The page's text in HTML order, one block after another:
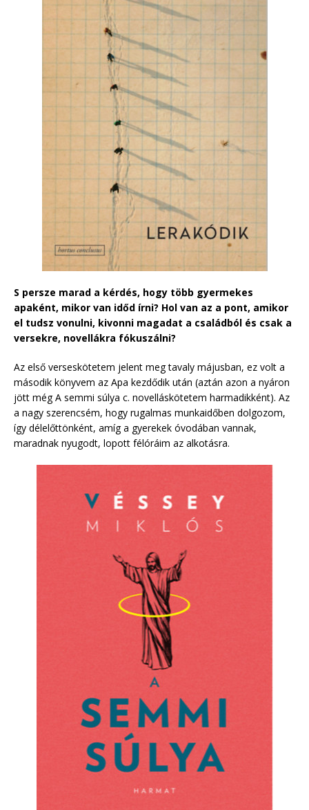
S persze marad a kérdés, hogy több gyermekes
apaként, mikor van időd írni? Hol van az a pont, amikor
el tudsz vonulni, kivonni magadat a családból és csak a
versekre, novellákra fókuszálni?
Az első verseskötetem jelent meg tavaly májusban, ez volt a
második könyvem az Apa kezdődik után (aztán azon a nyáron
jött még A semmi súlya c. novelláskötetem harmadikként). Az
a nagy szerencsém, hogy rugalmas munkaidőben dolgozom,
így délelőttönként, amíg a gyerekek óvodában vannak,
maradnak nyugodt, lopott félóráim az alkotásra.